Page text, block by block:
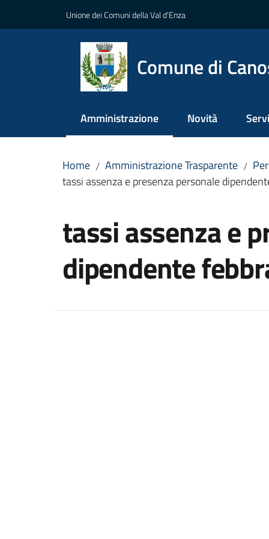
Unione dei Comuni della Val d'Enza
Comune di
Amministrazione
Menu selezionato Novità
Home / Amministrazione Trasparente /
tassi assenza e presenza personale
tassi assenza e
dipendente